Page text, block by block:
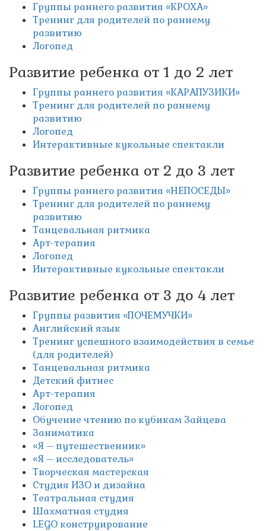
Группы раннего развития «КРОХА»
Тренинг для родителей по раннему
развитию
Логопед
Развитие ребенка от 1 до 2 лет
Группы раннего развития «КАРАПУЗИКИ»
Тренинг для родителей по раннему
развитию
Логопед
Интерактивные кукольные спектакли
Развитие ребенка от 2 до 3 лет
Группы раннего развития «НЕПОСЕДЫ»
Тренинг для родителей по раннему
развитию
Танцевальная ритмика
Арт-терапия
Логопед
Интерактивные кукольные спектакли
Развитие ребенка от 3 до 4 лет
Группы развития «ПОЧЕМУЧКИ»
Английский язык
Тренинг успешного взаимодействия в семье
(для родителей)
Танцевальная ритмика
Детский фитнес
Арт-терапия
Логопед
Обучение чтению по кубикам Зайцева
Заниматика
«Я – путешественник»
«Я – исследователь»
Творческая мастерская
Студия ИЗО и дизайна
Театральная студия
Шахматная студия
LEGO конструирование